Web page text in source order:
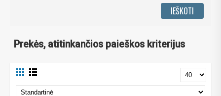
Prekės, atitinkančios paieškos kriterijus